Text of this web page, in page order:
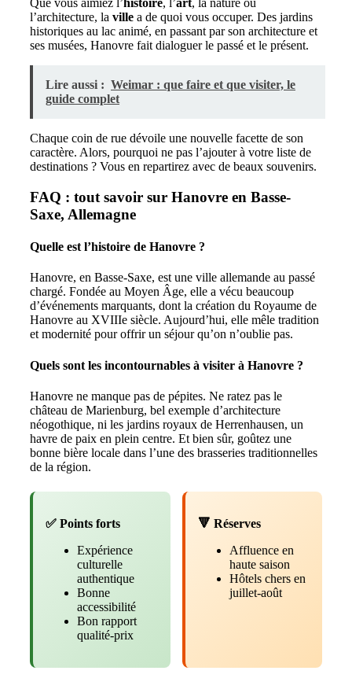
Que vous aimiez l’histoire, l’art, la nature ou
l’architecture, la ville a de quoi vous occuper. Des jardins
historiques au lac animé, en passant par son architecture et
ses musées, Hanovre fait dialoguer le passé et le présent.
Lire aussi : Weimar : que faire et que visiter, le
guide complet
Chaque coin de rue dévoile une nouvelle facette de son
caractère. Alors, pourquoi ne pas l’ajouter à votre liste de
destinations ? Vous en repartirez avec de beaux souvenirs.
FAQ : tout savoir sur Hanovre en Basse-
Saxe, Allemagne
Quelle est l’histoire de Hanovre ?
Hanovre, en Basse-Saxe, est une ville allemande au passé
chargé. Fondée au Moyen Âge, elle a vécu beaucoup
d’événements marquants, dont la création du Royaume de
Hanovre au XVIIIe siècle. Aujourd’hui, elle mêle tradition
et modernité pour offrir un séjour qu’on n’oublie pas.
Quels sont les incontournables à visiter à Hanovre ?
Hanovre ne manque pas de pépites. Ne ratez pas le
château de Marienburg, bel exemple d’architecture
néogothique, ni les jardins royaux de Herrenhausen, un
havre de paix en plein centre. Et bien sûr, goûtez une
bonne bière locale dans l’une des brasseries traditionnelles
de la région.
✅ Points forts
Expérience
culturelle
authentique
Bonne
accessibilité
Bon rapport
qualité-prix
🔻 Réserves
Affluence en
haute saison
Hôtels chers en
juillet-août